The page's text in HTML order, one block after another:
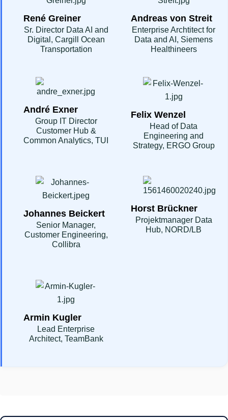
René Greiner
Sr. Director Data AI and
Digital, Cargill Ocean
Transportation
Andreas von Streit
Enterprise Archtitect for
Data and AI, Siemens
Healthineers
André Exner
Group IT Director
Customer Hub &
Common Analytics, TUI
Felix Wenzel
Head of Data
Engineering and
Strategy, ERGO Group
Johannes Beickert
Senior Manager,
Customer Engineering,
Collibra
Horst Brückner
Projektmanager Data
Hub, NORD/LB
Armin Kugler
Lead Enterprise
Architect, TeamBank